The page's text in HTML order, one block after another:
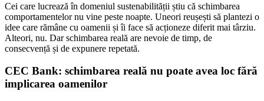
Cei care lucrează în domeniul sustenabilității știu că schimbarea
comportamentelor nu vine peste noapte. Uneori reușești să plantezi o
idee care rămâne cu oamenii și îi face să acționeze diferit mai târziu.
Alteori, nu. Dar schimbarea reală are nevoie de timp, de
consecvență și de expunere repetată.
CEC Bank: schimbarea reală nu poate avea loc fără
implicarea oamenilor